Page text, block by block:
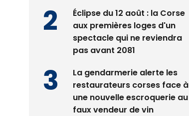
Éclipse du 12 août : la Corse
aux premières loges d'un
spectacle qui ne reviendra
pas avant 2081
La gendarmerie alerte les
restaurateurs corses face à
une nouvelle escroquerie au
faux vendeur de vin